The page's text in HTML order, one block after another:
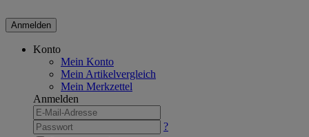
Anmelden
Konto
Mein Konto
Mein Artikelvergleich
Mein Merkzettel
Anmelden
?